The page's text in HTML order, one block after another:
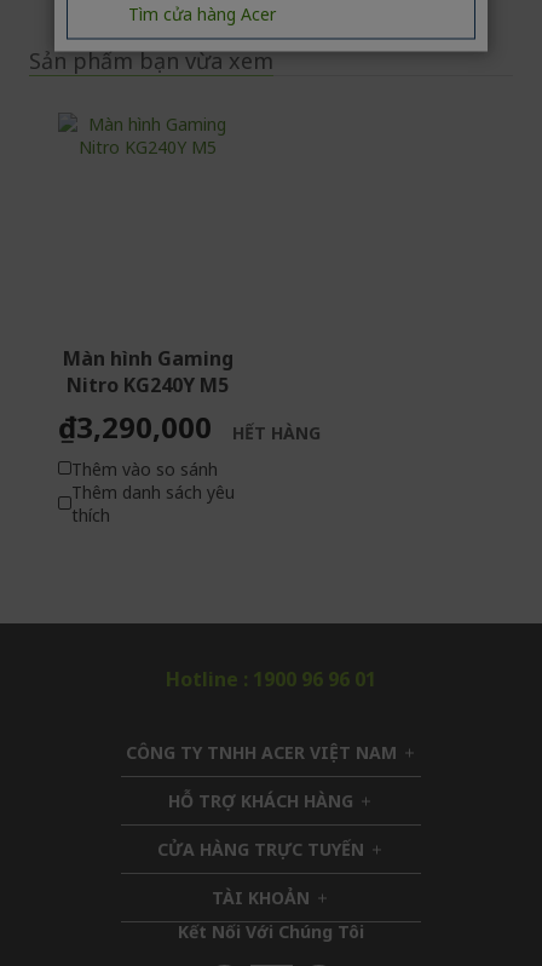
Sản phẩm bạn vừa xem
Màn hình Gaming
Nitro KG240Y M5
₫3,290,000
HẾT HÀNG
Thêm vào so sánh
Thêm danh sách yêu
thích
Hotline : 1900 96 96 01
CÔNG TY TNHH ACER VIỆT NAM h
i
d
n
HỖ TRỢ KHÁCH HÀNG h
i
d
d
n
CỬA HÀNG TRỰC TUYẾN h
i
d
TÀI KHOẢN h
i
Kết Nối Với Chúng Tôi​
Tìm cửa hàng Acer